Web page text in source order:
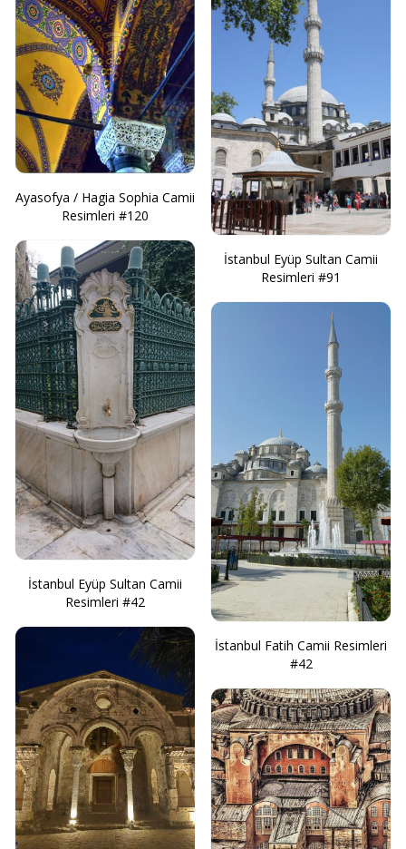
Ayasofya / Hagia Sophia Camii
Resimleri #120
İstanbul Eyüp Sultan Camii
Resimleri #42
İstanbul Eyüp Sultan Camii
Resimleri #91
İstanbul Fatih Camii Resimleri
#42